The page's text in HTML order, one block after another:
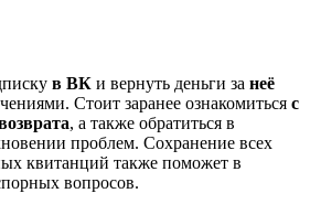
в ВК и вернуть деньги за неё
Стоит заранее ознакомиться с
, а также обратиться в
проблем. Сохранение всех
квитанций также поможет в
вопросов.